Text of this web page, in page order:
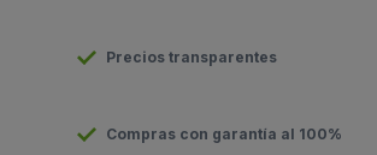
Precios transparentes
Compras con garantía al 100%